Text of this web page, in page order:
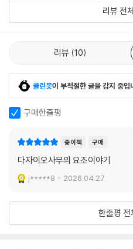
나리에게 수상을 간청하는 비굴한
했다. 실망감에 파비날 중독 증세가
경〉에도 “엄청난 사태에 정신이 혼
오히려 그들이 나를 경멸할 정도”
다. 다자이와 하쓰요는 미나카미 온
리기로 하지만, 이번에는 둘 다 살아
사람의 여정은 〈우바스테〉에 고스란
는 불륜 관계였던 야마자키 도미에
을 던졌다. 다섯 번째 자살 기도였고,
달 전 불멸의 명작 〈인간 실격〉을
의 불화, 경제적인 압박, 도미에로
있던 장남에 대한 걱정, 좋지 않은 건
리뷰 전
리뷰 10
클린봇이 부적절한 글을 감지 중입
구매한줄평
종이책 구매
다자이오사무의 요조이야기
j*****8 2026.04.27.
한줄평 전